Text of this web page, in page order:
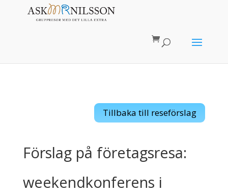
Tillbaka till reseförslag
Förslag på företagsresa:
weekendkonferens i